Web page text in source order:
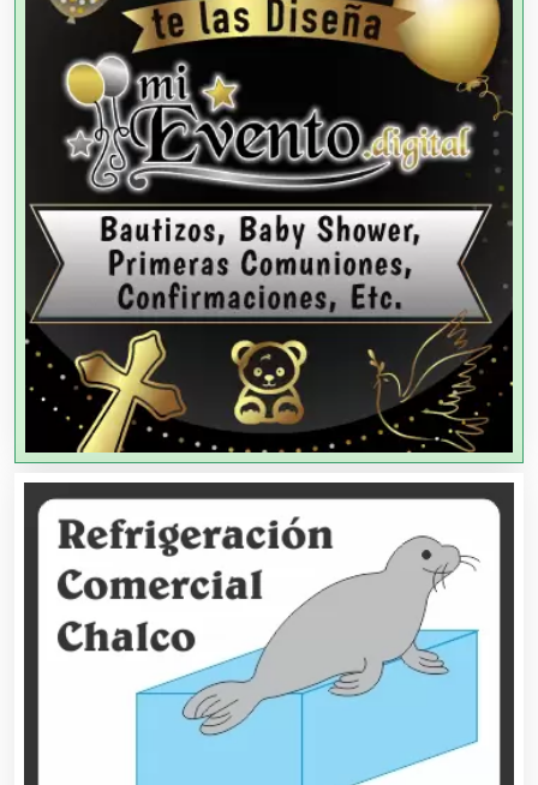
Ambulancias
Análisis Clínicos
Análisis de Aguas
Animadores de Eventos
Aparatos y Equipos Eléctricos
Arquitectos
Artes Gráficas
Artesanías